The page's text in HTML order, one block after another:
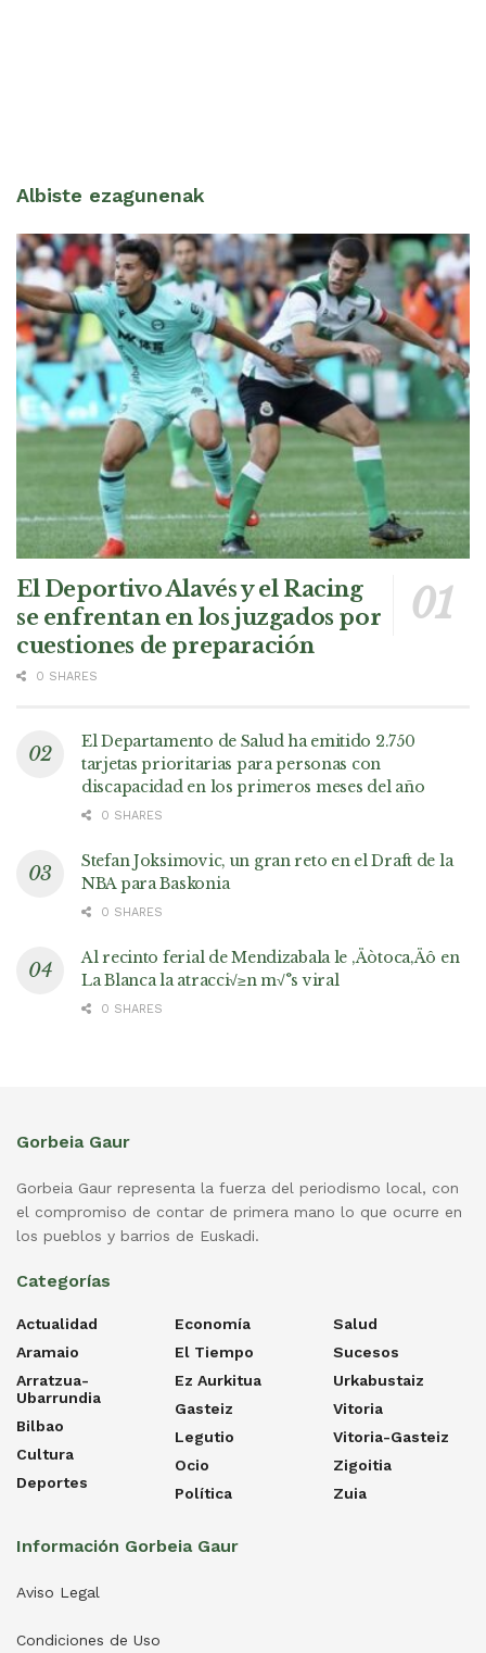
Albiste ezagunenak
El Deportivo Alavés y el Racing
se enfrentan en los juzgados por
cuestiones de preparación
0 SHARES
El Departamento de Salud ha emitido 2.750
tarjetas prioritarias para personas con
discapacidad en los primeros meses del año
0 SHARES
Stefan Joksimovic, un gran reto en el Draft de la
NBA para Baskonia
0 SHARES
Al recinto ferial de Mendizabala le ‚Äòtoca‚Äô en
La Blanca la atracci√≥n m√°s viral
0 SHARES
Gorbeia Gaur
Gorbeia Gaur representa la fuerza del periodismo local, con
el compromiso de contar de primera mano lo que ocurre en
los pueblos y barrios de Euskadi.
Categorías
Actualidad
Aramaio
Arratzua-
Ubarrundia
Bilbao
Cultura
Deportes
Economía
El Tiempo
Ez Aurkitua
Gasteiz
Legutio
Ocio
Política
Salud
Sucesos
Urkabustaiz
Vitoria
Vitoria-Gasteiz
Zigoitia
Zuia
Información Gorbeia Gaur
Aviso Legal
Condiciones de Uso